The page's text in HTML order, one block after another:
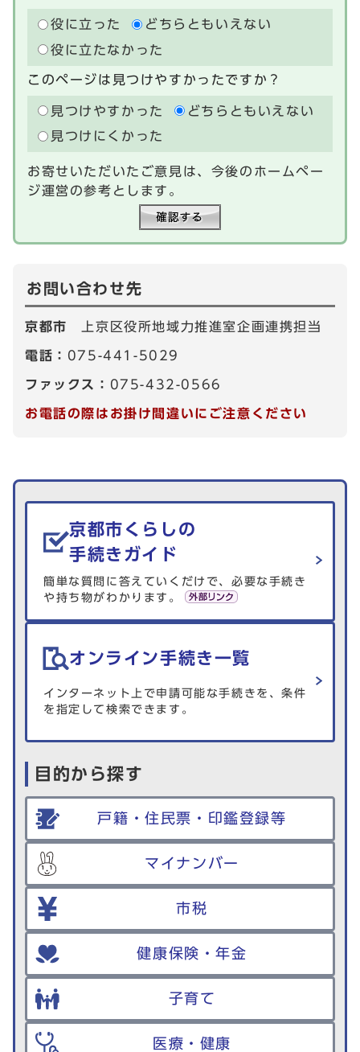
役に立った
どちらともいえない
役に立たなかった
このページは見つけやすかったですか？
見つけやすかった
どちらともいえない
見つけにくかった
お寄せいただいたご意見は、今後のホームペー
ジ運営の参考とします。
お問い合わせ先
京都市 上京区役所地域力推進室企画連携担当
電話： 075-441-5029
ファックス： 075-432-0566
お電話の際はお掛け間違いにご注意ください
生活情報を探す
京都市くらしの
手続きガイド
簡単な質問に答えていくだけで、必要な手続き
や持ち物がわかります。
オンライン手続き一覧
インターネット上で申請可能な手続きを、条件
を指定して検索できます。
目的から探す
戸籍・住民票・印鑑登録等
マイナンバー
市税
健康保険・年金
子育て
医療・健康